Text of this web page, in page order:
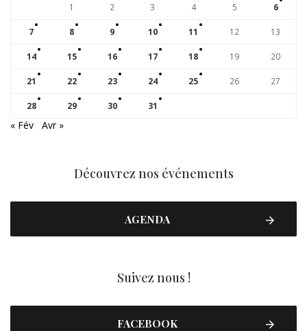
1 2 3 4 5 6
7 8 9 10 11 12 13
14 15 16 17 18 19 20
21 22 23 24 25 26 27
28 29 30 31
« Fév Avr »
Découvrez nos événements
AGENDA
Suivez nous !
FACEBOOK